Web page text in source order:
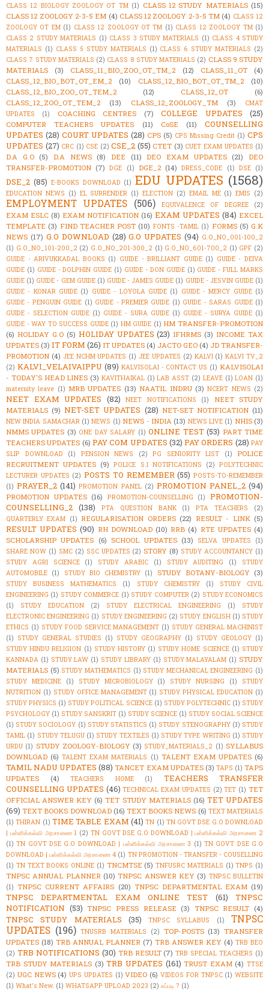
CLASS 12 BIOLOGY ZOOLOGY OT TM (1) CLASS 12 STUDY MATERIALS (15)
CLASS 12 ZOOLOGY 2-3-5 EM (4) CLASS 12 ZOOLOGY 2-3-5 TM (4) CLASS 12
ZOOLOGY OT EM (1) CLASS 12 ZOOLOGY OT TM (1) CLASS 12 ZOOLOGY TM (1)
CLASS 2 STUDY MATERIALS (1) CLASS 3 STUDY MATERIALS (1) CLASS 4 STUDY
MATERIALS (1) CLASS 5 STUDY MATERIALS (1) CLASS 6 STUDY MATERIALS (2)
CLASS 7 STUDY MATERIALS (2) CLASS 8 STUDY MATERIALS (2) CLASS 9 STUDY
MATERIALS
(3) CLASS_11_BIO_ZOO_OT_TM_2 (12) CLASS_11_OT
(4)
CLASS_12_BIO_BOT_OT_EM_2
(10) CLASS_12_BIO_BOT_OT_TM_2
(10)
CLASS_12_BIO_ZOO_OT_TEM_2
(12) CLASS_12_OT
(6)
CLASS_12_ZOO_OT_TEM_2
(13) CLASS_12_ZOOLOGY_TM (3)
CMAT
UPDATES
(1) COACHING CENTRES (7) COLLEGE UPDATES (25)
COMPUTER TEACHERS UPDATES (11) CoSE (11)
COUNSELLING
UPDATES (28) COURT UPDATES (28) CPS (5) CPS Missing Credit (1) CPS
UPDATES (27) CRC (1) CSE (2) CSE_2 (55) CTET (3) CUET EXAM UPDATES (1)
D.A G.O (5) D.A NEWS (8) DEE (11) DEO EXAM UPDATES (21)
DEO
TRANSFER-PROMOTION (7) DGE (1) DGE_2 (14) DRESS_CODE (1) DSE (1)
DSE_2 (85) E-BOOKS DOWNLOAD (1) EDU UPDATES (1568)
EDUCATION NEWS (1) EL SURRENDER (1) ELECTION (2) EMAIL ME (1) EMIS (2)
EMPLOYMENT UPDATES (506) EQUIVALENCE OF DEGREE (2)
EXAM ESLC (8) EXAM NOTIFICATION (16) EXAM UPDATES (84) EXCEL
TEMPLATE (3) FIND TEACHER POST (10) FONTS -TAMIL (1) FORMS (5) G.K
NEWS (17) G.O DOWNLOAD (28) G.O UPDATES (94) G.O_NO_001-100_2
(1) G.O_NO_101-200_2 (2) G.O_NO_201-300_2 (1) G.O_NO_601-700_2 (1) GPF (2)
GUIDE - ARIVUKKADAL BOOKS (1) GUIDE - BRILLIANT GUIDE (1) GUIDE - DEIVA
GUIDE (1) GUIDE - DOLPHIN GUIDE (1) GUIDE - DON GUIDE (1) GUIDE - FULL MARKS
GUIDE (1) GUIDE - GEM GUIDE (1) GUIDE - JAMES GUIDE (1) GUIDE - JESVIN GUIDE (1)
GUIDE - KONAR GUIDE (1) GUIDE - LOYOLA GUIDE (1) GUIDE - MERCY GUIDE (1)
GUIDE - PENGUIN GUIDE (1) GUIDE - PREMIER GUIDE (1) GUIDE - SARAS GUIDE (1)
GUIDE - SELECTION GUIDE (1) GUIDE - SURA GUIDE (1) GUIDE - SURYA GUIDE (1)
GUIDE - WAY TO SUCCESS GUIDE (1) HM GUIDE (1) HM TRANSFER-PROMOTION
(6) HOLIDAY G.O (5) HOLIDAY UPDATES (23) IFHRMS (3) INCOME TAX
UPDATES (3) IT FORM (26) IT UPDATES (4) JACTO GEO (4) JD TRANSFER-
PROMOTION (4) JEE NCHM UPDATES (1) JEE UPDATES (2) KALVI (1) KALVI TV_2
(2) KALVI_VELAIVAIPPU (89) KALVISOLAI - CONTACT US (1) KALVISOLAI
- TODAY'S HEAD LINES (3) KAVITHAIKAL (1) LAB ASST (2) LEAVE (1) LOAN (1)
maternity leave (1) MRB UPDATES (13) NAATIL INDRU (3) NCERT NEWS (2)
NEET EXAM UPDATES (82) NEET NOTIFICATIONS (1)
NEET STUDY
MATERIALS (9) NET-SET UPDATES (28) NET-SET NOTIFICATION (11)
NEW INDIA SAMACHAR (1) NEWS (1) NEWS - INDIA (13) NEWS LIVE (1) NHIS (3)
NMMS UPDATES (3) ONE DAY SALARY (1) ONLINE TEST (53) PART TIME
TEACHERS UPDATES (6) PAY COM UPDATES (32) PAY ORDERS (28) PAY
SLIP DOWNLOAD
(1) PENSION NEWS (2) PG SENIORITY LIST (1)
POLICE
RECRUITMENT UPDATES (9) POLICE S.I NOTIFICATIONS (2) POLYTECHNIC
LECTURER UPDATES (2) POSTS TO REMEMBER (55) POSTS-TO-REMEMBER
(1) PRAYER_2 (141) PROMOTION PANEL (2) PROMOTION PANEL_2 (94)
PROMOTION UPDATES (16) PROMOTION-COUNSELLING (1)
PROMOTION-
COUNSELLING_2 (138) PTA QUESTION BANK (1) PTA TEACHERS
(2)
QUARTERLY EXAM (1) REGULARISATION ORDERS (22) RESULT - LINK (5)
RESULT UPDATES (90) RH DOWNLOAD (10) RRB (4) RTE UPDATES (4)
SCHOLARSHIP UPDATES (6) SCHOOL UPDATES (13) SELVA UPDATES
(1)
SHARE NOW (1) SMC (2) SSC UPDATES (2) STORY (8) STUDY ACCOUNTANCY (1)
STUDY AGRI SCIENCE
(1) STUDY ARABIC (1) STUDY AUDITING (1)
STUDY
AUTOMOBILE (1) STUDY BIO CHEMISTRY (1) STUDY BOTANY-BIOLOGY (3)
STUDY BUSINESS MATHEMATICS (1) STUDY CHEMISTRY (1)
STUDY CIVIL
ENGINEERING (1) STUDY COMMERCE (1) STUDY COMPUTER (2) STUDY ECONOMICS
(1)
STUDY EDUCATION (2) STUDY ELECTRICAL ENGINEERING (1)
STUDY
ELECTRONIC ENGINEERING (1) STUDY ENGINEERING (2) STUDY ENGLISH (1) STUDY
ETHICS (1) STUDY FOOD SERVICE MANAGEMENT (1) STUDY GENERAL MACHINIST
(1) STUDY GENERAL STUDIES (1) STUDY GEOGRAPHY (1) STUDY GEOLOGY (1)
STUDY HINDU RELIGION (1) STUDY HISTORY (1) STUDY HOME SCIENCE (1) STUDY
KANNADA (1) STUDY LAW (1) STUDY LIBRARY (1) STUDY MALAYALAM (1) STUDY
MATERIALS (5) STUDY MATHEMATICS (1) STUDY MECHANICAL ENGINEERING (1)
STUDY MEDICINE
(1) STUDY MICROBIOLOGY (1) STUDY NURSING (1)
STUDY
NUTRITION (1) STUDY OFFICE MANAGEMENT (1) STUDY PHYSICAL EDUCATION (1)
STUDY PHYSICS (1) STUDY POLITICAL SCIENCE (1) STUDY POLYTECHNIC (1) STUDY
PSYCHOLOGY (1) STUDY SANSKRIT (1) STUDY SCIENCE (1) STUDY SOCIAL SCIENCE
(1) STUDY SOCIOLOGY (1) STUDY STATISTICS (1) STUDY STENOGRAPHY (1) STUDY
TAMIL (1) STUDY TELUGU (1) STUDY TEXTILES (1) STUDY TYPE WRITING (1) STUDY
URDU (1) STUDY ZOOLOGY-BIOLOGY (3) STUDY_MATERIALS_2 (1) SYLLABUS
DOWNLOAD (6) TALENT EXAM MATERIALS (1) TALENT EXAM UPDATES (6)
TAMIL NADU UPDATES (88) TANCET EXAM UPDATES (3) TAPS (1) TAPS
UPDATES
(4) TEACHERS HOME (1)
TEACHERS TRANSFER
COUNSELLING UPDATES (46) TECHNICAL EXAM UPDATES (2) TET (1) TET
OFFICIAL ANSWER KEY (6) TET STUDY MATERIALS (16) TET UPDATES
(69) TEXT BOOKS DOWNLOAD (16) TEXT BOOKS NEWS (6) TEXT MATERIALS
(1) THIRAN (1) TIME TABLE EXAM (41) TN (1) TN GOVT DSE G.O DOWNLOAD
| பள்ளிக்கல்வி அரசாணை 1 (2) TN GOVT DSE G.O DOWNLOAD | பள்ளிக்கல்வி அரசாணை 2
(1) TN GOVT DSE G.O DOWNLOAD | பள்ளிக்கல்வி அரசாணை 3 (1) TN GOVT DSE G.O
DOWNLOAD | பள்ளிக்கல்வி அரசாணை 4 (1) TN PROMOTION - TRANSFER - COUSELLING
(1) TN TEXT BOOKS ONLINE (1) TNCMTSE (5) TNFUSRC MATERIALS (1) TNPS (1)
TNPSC ANNUAL PLANNER (10) TNPSC ANSWER KEY (3) TNPSC BULLETIN
(1) TNPSC CURRENT AFFAIRS (20) TNPSC DEPARTMENTAL EXAM (19)
TNPSC DEPARTMENTAL EXAM ONLINE TEST (61)
TNPSC
NOTIFICATION (53) TNPSC PRESS RELEASE (3) TNPSC RESULT (4)
TNPSC STUDY MATERIALS (35) TNPSC SYLLABUS (1)
TNPSC
UPDATES (196) TNUSRB MATERIALS (2) TOP-POSTS (13) TRANSFER
UPDATES (18) TRB ANNUAL PLANNER (7) TRB ANSWER KEY (4) TRB BEO
(2) TRB NOTIFICATIONS (30) TRB RESULT (7) TRB SPECIAL TEACHERS (1)
TRB STUDY MATERIALS (3) TRB UPDATES (161) TRUST EXAM (4) TTSE
(2) UGC NEWS (4) UPS UPDATES (1) VIDEO (6) VIDEOS FOR TNPSC (1) WEBSITE
(1) What's New. (1) WHATSAPP UPLOAD 2023 (2) எப்படி ? (1)